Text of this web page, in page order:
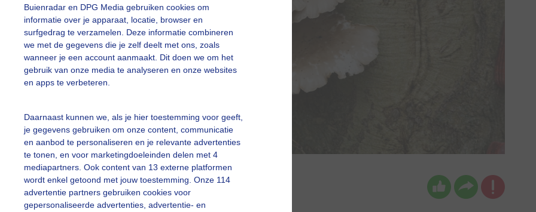
Buienradar en DPG Media gebruiken cookies om
informatie over je apparaat, locatie, browser en
surfgedrag te verzamelen. Deze informatie combineren
we met de gegevens die je zelf deelt met ons, zoals
wanneer je een account aanmaakt. Dit doen we om het
gebruik van onze media te analyseren en onze websites
en apps te verbeteren.
Daarnaast kunnen we, als je hier toestemming voor geeft,
je gegevens gebruiken om onze content, communicatie
en aanbod te personaliseren en je relevante advertenties
te tonen, en voor marketingdoeleinden delen met 4
mediapartners. Ook content van 13 externe platformen
wordt enkel getoond met jouw toestemming. Onze 114
advertentie partners gebruiken cookies voor
gepersonaliseerde advertenties, advertentie- en
de vorst komt zijn er er niet meer
Joost Mooij Gemaakt: 20-12-2025, 22x bekeken